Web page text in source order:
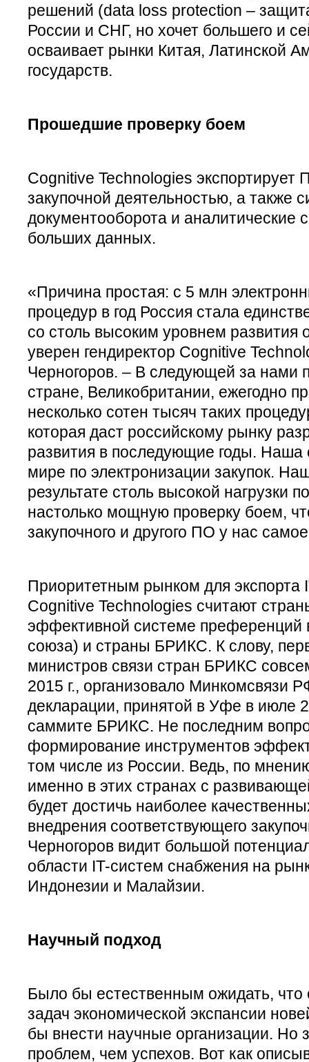
решений (data loss protection –
России и СНГ, но хочет большего и
осваивает рынки Китая, Латинской
государств.
Прошедшие проверку боем
Cognitive Technologies экспортирует
закупочной деятельностью, а также
документооборота и аналитические
больших данных.
«Причина простая: с 5 млн
процедур в год Россия стала
со столь высоким уровнем развития
уверен гендиректор Cognitive
Черногоров. – В следующей за нами
стране, Великобритании, ежегодно
несколько сотен тысяч таких
которая даст российскому рынку
развития в последующие годы. Наша
мире по электронизации закупок.
результате столь высокой нагрузки
настолько мощную проверку боем,
закупочного и другого ПО у нас
Приоритетным рынком для экспорта
Cognitive Technologies считают
эффективной системе преференций
союза) и страны БРИКС. К слову,
министров связи стран БРИКС
2015 г., организовало Минкомсвязи
декларации, принятой в Уфе в июле
саммите БРИКС. Не последним
формирование инструментов
том числе из России. Ведь, по
именно в этих странах с
будет достичь наиболее
внедрения соответствующего
Черногоров видит большой
области IT-систем снабжения на
Индонезии и Малайзии.
Научный подход
Было бы естественным ожидать, что
задач экономической экспансии
бы внести научные организации. Но
проблем, чем успехов. Вот как